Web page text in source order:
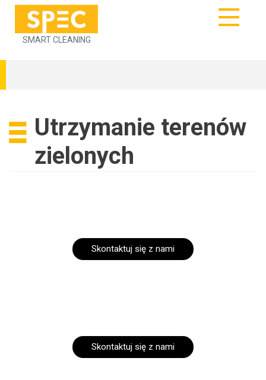
SMART CLEANING
Utrzymanie terenów
zielonych
Skontaktuj się z nami
Skontaktuj się z nami